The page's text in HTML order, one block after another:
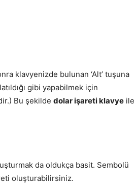
klavyenizde bulunan ‘Alt’ tuşuna
gibi yapabilmek için
Bu şekilde dolar işareti klavye ile
da oldukça basit. Sembolü
oluşturabilirsiniz.